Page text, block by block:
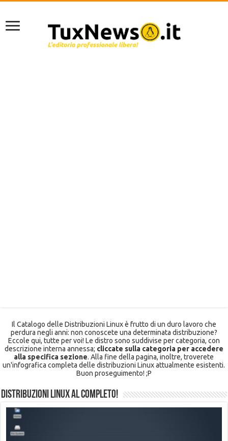
Il Catalogo delle Distribuzioni Linux è frutto di un duro lavoro che
perdura negli anni: non conoscete una determinata distribuzione?
Eccole qui, tutte per voi! Le distro sono suddivise per categoria, con
descrizione interna annessa; cliccate sulla categoria per accedere
alla specifica sezione. Alla fine della pagina, inoltre, troverete
un'infografica completa delle distribuzioni Linux attualmente esistenti.
Buon proseguimento! ;P
Distribuzioni Linux al completo!